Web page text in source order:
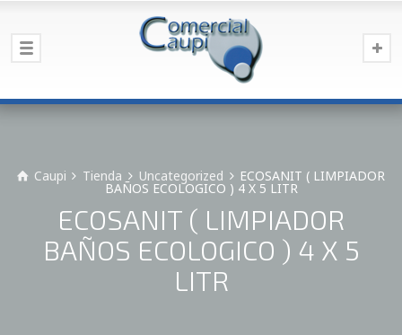
Caupi Tienda Uncategorized ECOSANIT ( LIMPIADOR
BAÑOS ECOLOGICO ) 4 X 5 LITR
ECOSANIT ( LIMPIADOR
BAÑOS ECOLOGICO ) 4 X 5
LITR